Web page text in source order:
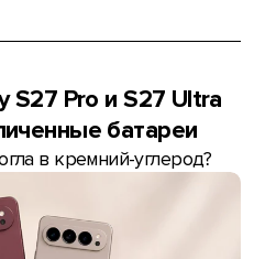
S27 Pro и S27 Ultra
батареи
в кремний-углерод?